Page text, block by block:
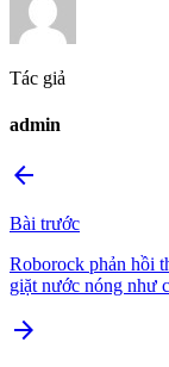
Tác giả
admin
arrow_back
Bài trước
Roborock phản hồi
giặt nước nóng như
arrow_forward